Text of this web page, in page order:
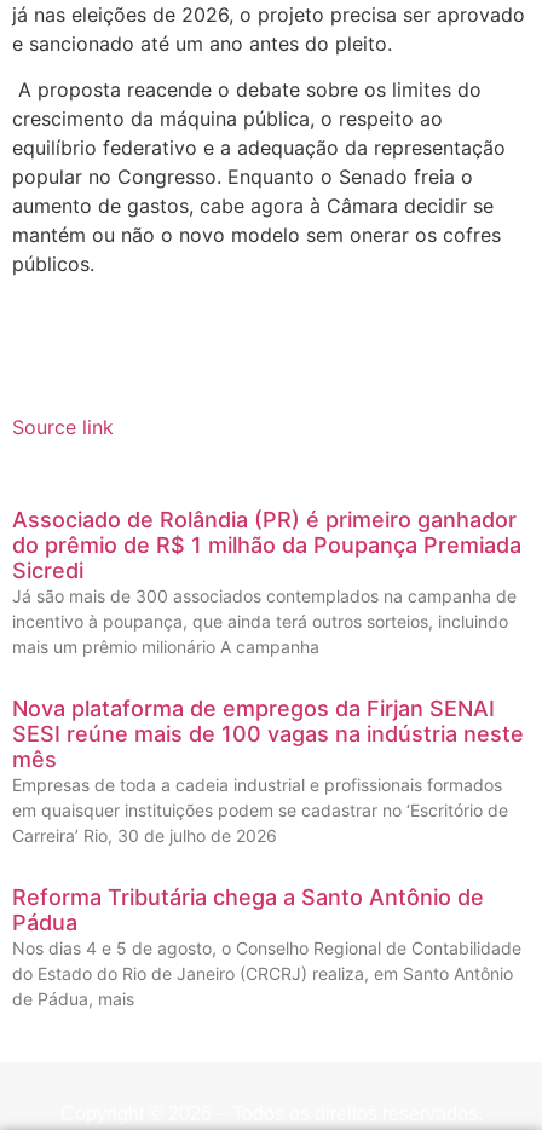
já nas eleições de 2026, o projeto precisa ser aprovado
e sancionado até um ano antes do pleito.
A proposta reacende o debate sobre os limites do
crescimento da máquina pública, o respeito ao
equilíbrio federativo e a adequação da representação
popular no Congresso. Enquanto o Senado freia o
aumento de gastos, cabe agora à Câmara decidir se
mantém ou não o novo modelo sem onerar os cofres
públicos.
Source link
Associado de Rolândia (PR) é primeiro ganhador
do prêmio de R$ 1 milhão da Poupança Premiada
Sicredi
Já são mais de 300 associados contemplados na campanha de
incentivo à poupança, que ainda terá outros sorteios, incluindo
mais um prêmio milionário A campanha
Nova plataforma de empregos da Firjan SENAI
SESI reúne mais de 100 vagas na indústria neste
mês
Empresas de toda a cadeia industrial e profissionais formados
em quaisquer instituições podem se cadastrar no ‘Escritório de
Carreira’ Rio, 30 de julho de 2026
Reforma Tributária chega a Santo Antônio de
Pádua
Nos dias 4 e 5 de agosto, o Conselho Regional de Contabilidade
do Estado do Rio de Janeiro (CRCRJ) realiza, em Santo Antônio
de Pádua, mais